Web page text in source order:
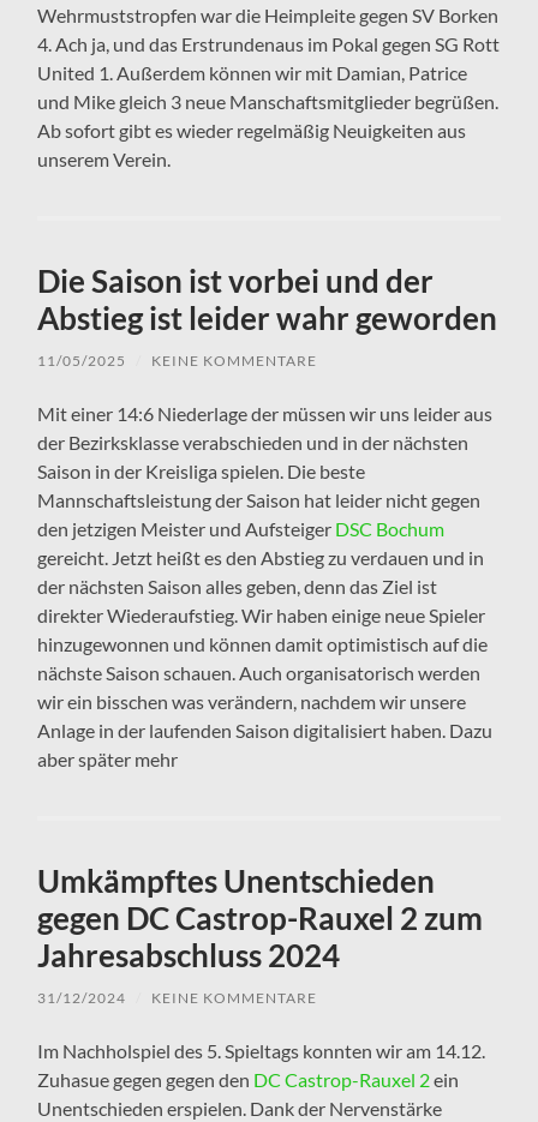
Wehrmuststropfen war die Heimpleite gegen SV Borken
4. Ach ja, und das Erstrundenaus im Pokal gegen SG Rott
United 1. Außerdem können wir mit Damian, Patrice
und Mike gleich 3 neue Manschaftsmitglieder begrüßen.
Ab sofort gibt es wieder regelmäßig Neuigkeiten aus
unserem Verein.
Die Saison ist vorbei und der
Abstieg ist leider wahr geworden
11/05/2025 KEINE KOMMENTARE
Mit einer 14:6 Niederlage der müssen wir uns leider aus
der Bezirksklasse verabschieden und in der nächsten
Saison in der Kreisliga spielen. Die beste
Mannschaftsleistung der Saison hat leider nicht gegen
den jetzigen Meister und Aufsteiger DSC Bochum
gereicht. Jetzt heißt es den Abstieg zu verdauen und in
der nächsten Saison alles geben, denn das Ziel ist
direkter Wiederaufstieg. Wir haben einige neue Spieler
hinzugewonnen und können damit optimistisch auf die
nächste Saison schauen. Auch organisatorisch werden
wir ein bisschen was verändern, nachdem wir unsere
Anlage in der laufenden Saison digitalisiert haben. Dazu
aber später mehr
Umkämpftes Unentschieden
gegen DC Castrop-Rauxel 2 zum
Jahresabschluss 2024
31/12/2024 KEINE KOMMENTARE
Im Nachholspiel des 5. Spieltags konnten wir am 14.12.
Zuhasue gegen gegen den DC Castrop-Rauxel 2ein
Unentschieden erspielen. Dank der Nervenstärke